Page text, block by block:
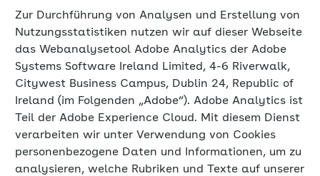
Zur Durchführung von Analysen und Erstellung von
Nutzungsstatistiken nutzen wir auf dieser Webseite
das Webanalysetool Adobe Analytics der Adobe
Systems Software Ireland Limited, 4-6 Riverwalk,
Citywest Business Campus, Dublin 24, Republic of
Ireland (im Folgenden „Adobe“). Adobe Analytics ist
Teil der Adobe Experience Cloud. Mit diesem Dienst
verarbeiten wir unter Verwendung von Cookies
personenbezogene Daten und Informationen, um zu
analysieren, welche Rubriken und Texte auf unserer